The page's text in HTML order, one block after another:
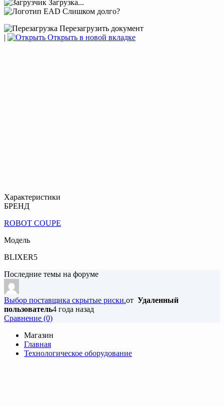
Загрузка...
Слишком долго?
Перезагрузить документ
|
Открыть в новой вкладке
Характеристики
БРЕНД
ROBOT COUPE
Модель
BLIXER5
Последние темы на форуме
Выбор поставщика скрытые риски.от Удаленный
пользователь4 года назад
Cравнение (0)
Магазин
Главная
Технологическое оборудование